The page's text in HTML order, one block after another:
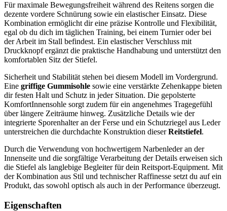
Für maximale Bewegungsfreiheit während des Reitens sorgen die
dezente vordere Schnürung sowie ein elastischer Einsatz. Diese
Kombination ermöglicht dir eine präzise Kontrolle und Flexibilität,
egal ob du dich im täglichen Training, bei einem Turnier oder bei
der Arbeit im Stall befindest. Ein elastischer Verschluss mit
Druckknopf ergänzt die praktische Handhabung und unterstützt den
komfortablen Sitz der Stiefel.
Sicherheit und Stabilität stehen bei diesem Modell im Vordergrund.
Eine griffige Gummisohle sowie eine verstärkte Zehenkappe bieten
dir festen Halt und Schutz in jeder Situation. Die gepolsterte
KomfortInnensohle sorgt zudem für ein angenehmes Tragegefühl
über längere Zeiträume hinweg. Zusätzliche Details wie der
integrierte Sporenhalter an der Ferse und ein Schutzriegel aus Leder
unterstreichen die durchdachte Konstruktion dieserReitstiefel.
Durch die Verwendung von hochwertigem Narbenleder an der
Innenseite und die sorgfältige Verarbeitung der Details erweisen sich
die Stiefel als langlebige Begleiter für dein Reitsport-Equipment. Mit
der Kombination aus Stil und technischer Raffinesse setzt du auf ein
Produkt, das sowohl optisch als auch in der Performance überzeugt.
Eigenschaften